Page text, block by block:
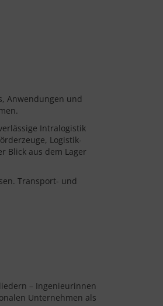
Anwendungen und
Intralogistik
Logistik-
Blick aus dem Lager
Transport- und
– Ingenieurinnen
Unternehmen als